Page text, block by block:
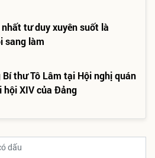
tư duy xuyên suốt là
sang làm
Bí thư Tô Lâm tại Hội nghị quán
XIV của Đảng